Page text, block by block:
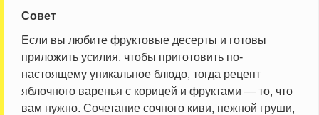
Совет
Если вы любите фруктовые десерты и готовы
приложить усилия, чтобы приготовить по-
настоящему уникальное блюдо, тогда рецепт
яблочного варенья с корицей и фруктами — то, что
вам нужно. Сочетание сочного киви, нежной груши,